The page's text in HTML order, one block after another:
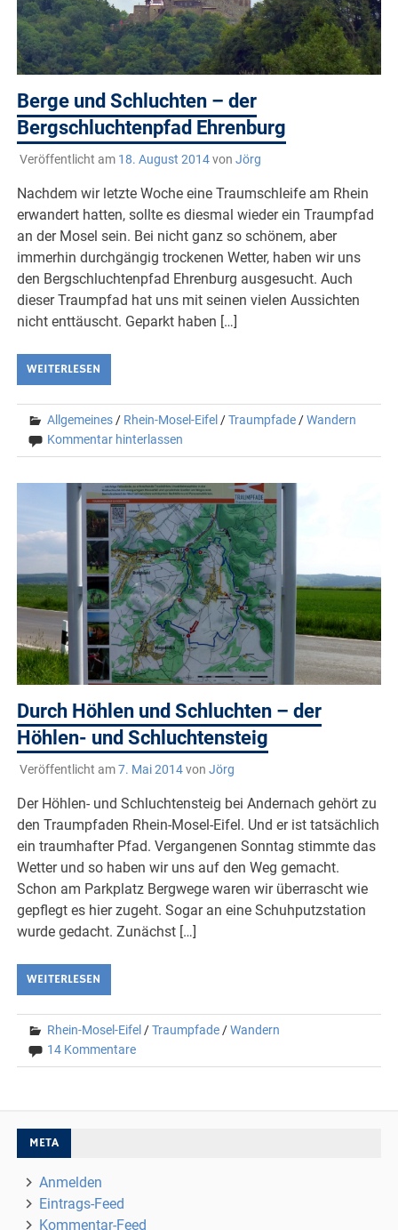
Berge und Schluchten – der
Bergschluchtenpfad Ehrenburg
Veröffentlicht am 18. August 2014von Jörg
Nachdem wir letzte Woche eine Traumschleife am Rhein
erwandert hatten, sollte es diesmal wieder ein Traumpfad
an der Mosel sein. Bei nicht ganz so schönem, aber
immerhin durchgängig trockenen Wetter, haben wir uns
den Bergschluchtenpfad Ehrenburg ausgesucht. Auch
dieser Traumpfad hat uns mit seinen vielen Aussichten
nicht enttäuscht. Geparkt haben […]
WEITERLESEN
Allgemeines/ Rhein-Mosel-Eifel /Traumpfade/Wandern
Kommentar hinterlassen
Durch Höhlen und Schluchten – der
Höhlen- und Schluchtensteig
Veröffentlicht am7. Mai 2014von Jörg
Der Höhlen- und Schluchtensteig bei Andernach gehört zu
den Traumpfaden Rhein-Mosel-Eifel. Und er ist tatsächlich
ein traumhafter Pfad. Vergangenen Sonntag stimmte das
Wetter und so haben wir uns auf den Weg gemacht.
Schon am Parkplatz Bergwege waren wir überrascht wie
gepflegt es hier zugeht. Sogar an eine Schuhputzstation
wurde gedacht. Zunächst […]
WEITERLESEN
Rhein-Mosel-Eifel /Traumpfade /Wandern
14 Kommentare
META
Anmelden
Eintrags-Feed
Kommentar-Feed